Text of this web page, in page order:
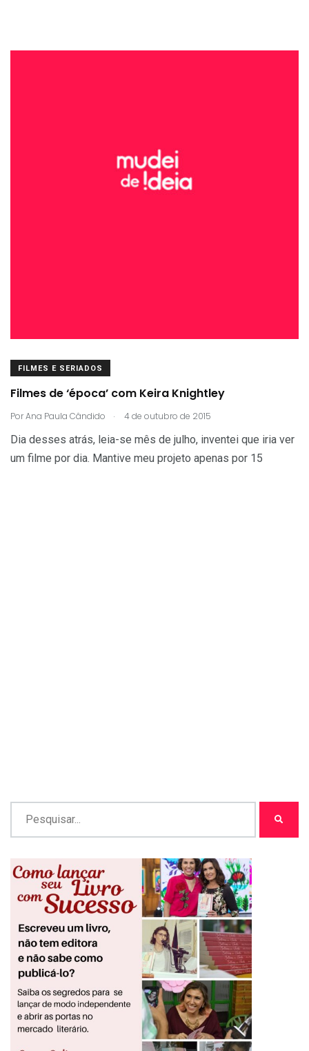
FILMES E SERIADOS
Filmes de ‘época’ com Keira Knightley
PorAna Paula Cândido . 4 de outubro de 2015
Dia desses atrás, leia-se mês de julho, inventei que iria ver
um filme por dia. Mantive meu projeto apenas por 15